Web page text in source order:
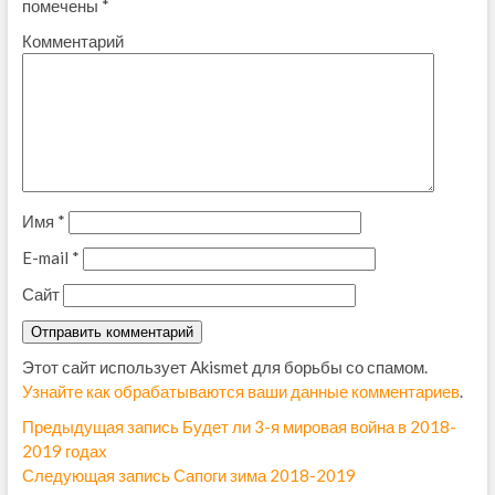
помечены *
Комментарий
Имя *
E-mail *
Сайт
Этот сайт использует Akismet для борьбы со спамом.
Узнайте как обрабатываются ваши данные комментариев.
Н
а
Предыдущая запись П
е
Будет ли 3-я мировая война в 2018-
2019 годах
Следующая записьС
Сапоги зима 2018-2019